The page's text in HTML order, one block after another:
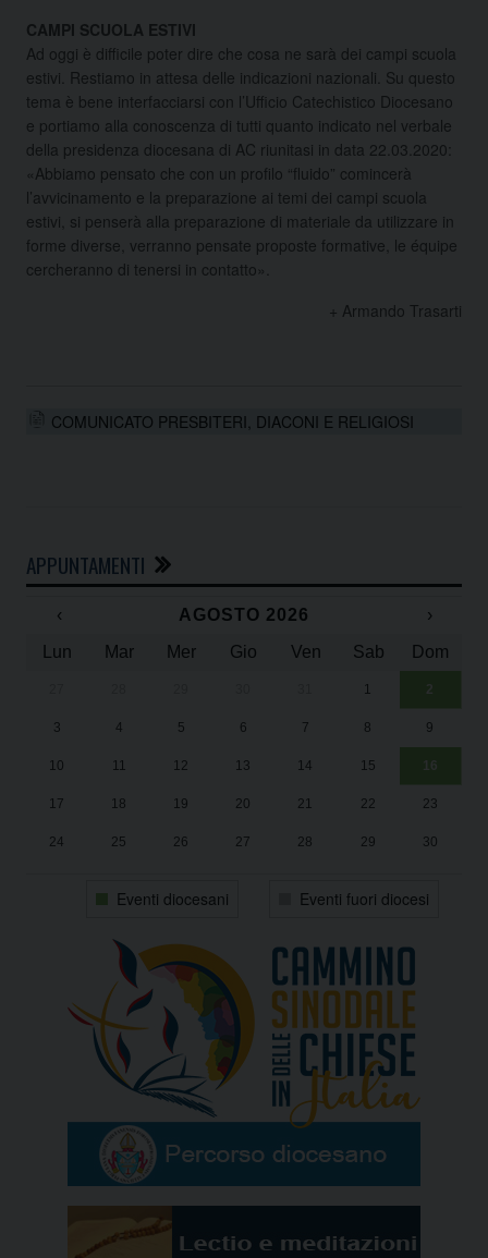
CAMPI SCUOLA ESTIVI
Ad oggi è difficile poter dire che cosa ne sarà dei campi scuola
estivi. Restiamo in attesa delle indicazioni nazionali. Su questo
tema è bene interfacciarsi con l’Ufficio Catechistico Diocesano
e portiamo alla conoscenza di tutti quanto indicato nel verbale
della presidenza diocesana di AC riunitasi in data 22.03.2020:
«Abbiamo pensato che con un profilo “fluido” comincerà
l’avvicinamento e la preparazione ai temi dei campi scuola
estivi, si penserà alla preparazione di materiale da utilizzare in
forme diverse, verranno pensate proposte formative, le équipe
cercheranno di tenersi in contatto».
+ Armando Trasarti
COMUNICATO PRESBITERI, DIACONI E RELIGIOSI
APPUNTAMENTI
‹ AGOSTO 2026
›
Lun
Mar Mer Gio Ven Sab Dom
1 2
3 4 5 6 7 8 9
10 11 12 13 14 15 16
17 18 19 20 21 22 23
24 25 26 27 28 29 30
Eventi diocesani Eventi fuori diocesi